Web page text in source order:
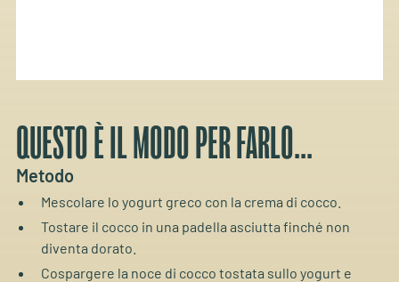
QUESTO È IL MODO PER FARLO...
Metodo
Mescolare lo yogurt greco con la crema di cocco.
Tostare il cocco in una padella asciutta finché non
diventa dorato.
Cospargere la noce di cocco tostata sullo yogurt e